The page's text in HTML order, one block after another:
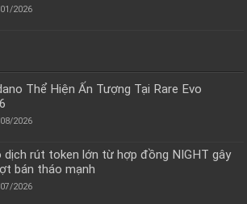
2026
Thể Hiện Ấn Tượng Tại Rare Evo
2026
dịch rút token lớn từ hợp đồng NIGHT gây
bán tháo mạnh
2026